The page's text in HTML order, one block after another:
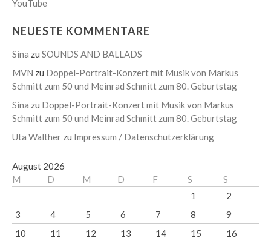
YouTube
NEUESTE KOMMENTARE
Sina zu SOUNDS AND BALLADS
MVN zu Doppel-Portrait-Konzert mit Musik von Markus
Schmitt zum 50 und Meinrad Schmitt zum 80. Geburtstag
Sina zu Doppel-Portrait-Konzert mit Musik von Markus
Schmitt zum 50 und Meinrad Schmitt zum 80. Geburtstag
Uta Walther zu Impressum / Datenschutzerklärung
August 2026
M
D M D F S
S
1
2
3
4 5 6 7 8
9
10
11 12 13 14 15 16